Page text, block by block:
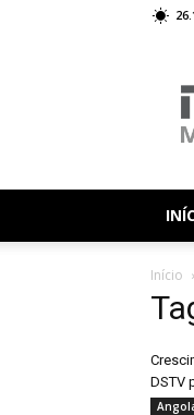
Início
DSTV